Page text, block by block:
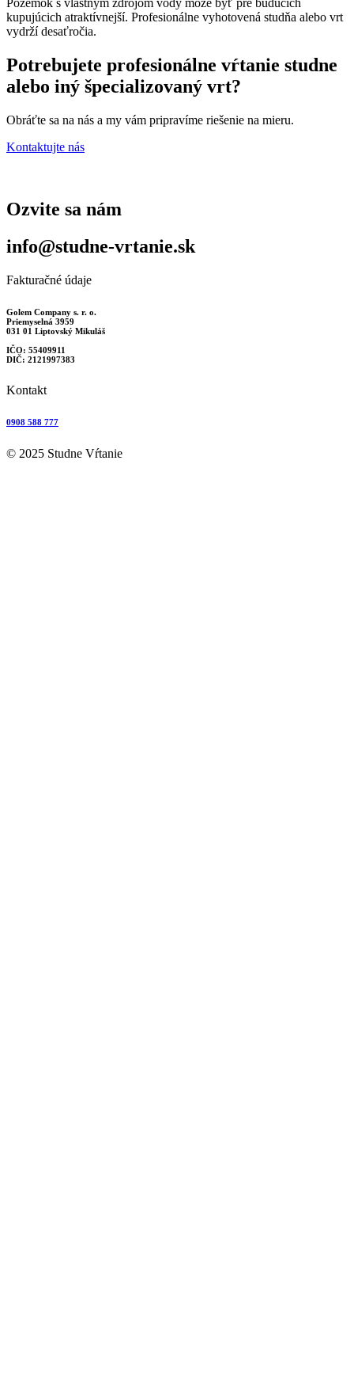
Pozemok s vlastným zdrojom vody môže byť pre budúcich
kupujúcich atraktívnejší. Profesionálne vyhotovená studňa alebo vrt
vydrží desaťročia.
Potrebujete profesionálne vŕtanie studne
alebo iný špecializovaný vrt?
Obráťte sa na nás a my vám pripravíme riešenie na mieru.
Kontaktujte nás
Ozvite sa nám
info@studne-vrtanie.sk
Fakturačné údaje
Golem Company s. r. o.
Priemyselná 3959
031 01 Liptovský Mikuláš
IČO: 55409911
DIČ: 2121997383
Kontakt
0908 588 777
© 2025 Studne Vŕtanie